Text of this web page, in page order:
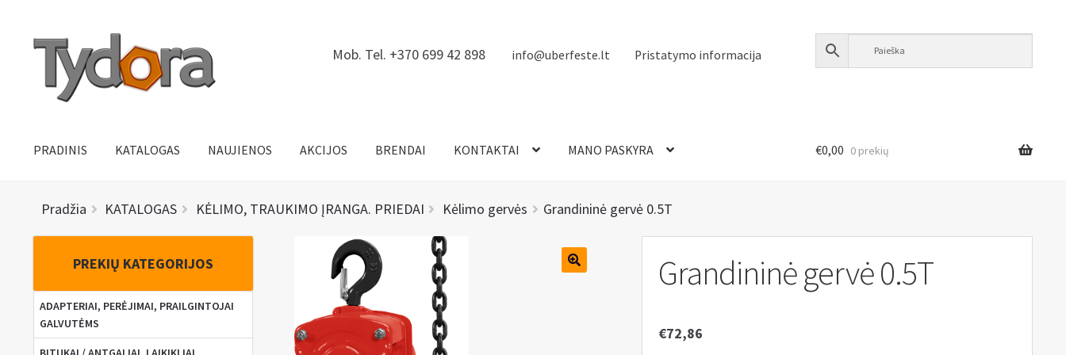
Pereiti
meniu
Pereiti
turinio
Mob. Tel. +370 699 42 898 info@uberfeste.lt Pristatymo informacija
PRADINIS KATALOGAS NAUJIENOS AKCIJOS BRENDAI KONTAKTAI MANO PASKYRA €0,00 0 prekių
Pradžia KATALOGAS KĖLIMO, TRAUKIMO ĮRANGA. PRIEDAI Kėlimo gervės Grandininė gervė 0.5T
Grandininė gervė 0.5T
€72,86
PREKIŲ KATEGORIJOS
ADAPTERIAI, PERĖJIMAI, PRAILGINTOJAI
GALVUTĖMS